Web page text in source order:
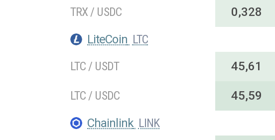
TRX / USDC 0,328
LiteCoin LTC
LTC / USDT
45,61
LTC / USDC 45,59
Chainlink LINK